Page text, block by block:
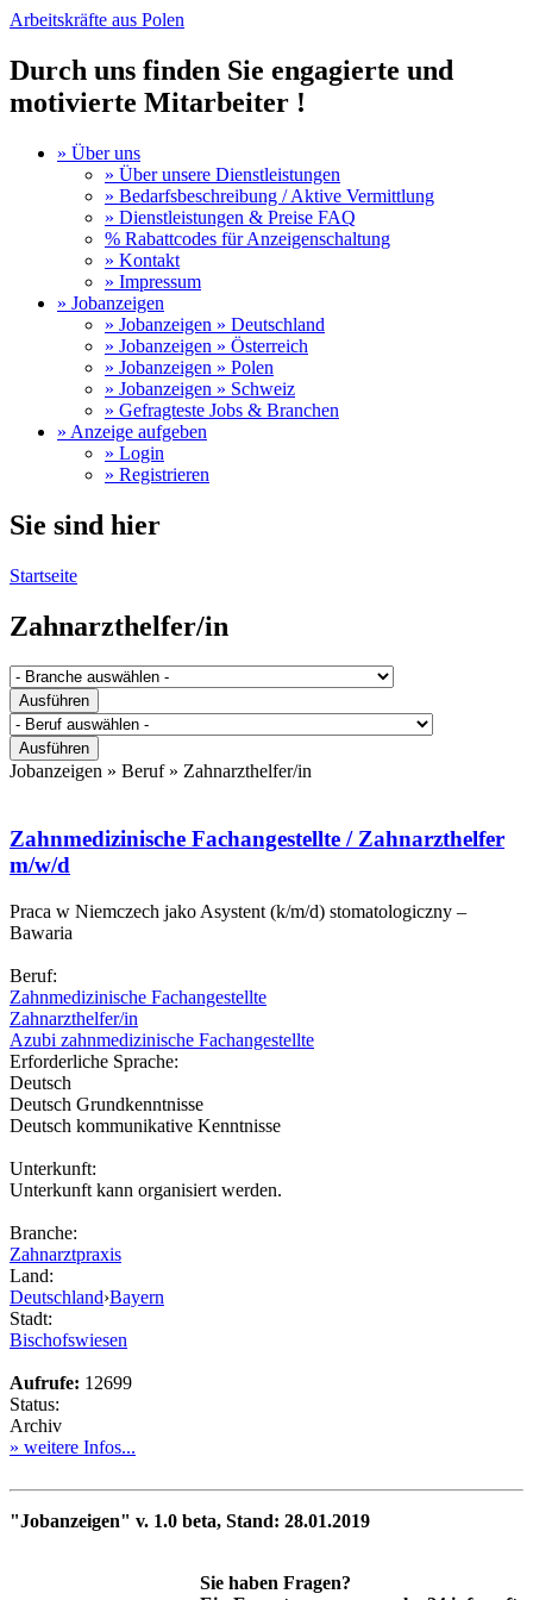
Arbeitskräfte aus Polen
Durch uns finden Sie engagierte und
motivierte Mitarbeiter !
» Über uns
» Über unsere Dienstleistungen
» Bedarfsbeschreibung / Aktive Vermittlung
» Dienstleistungen & Preise FAQ
% Rabattcodes für Anzeigenschaltung
» Kontakt
» Impressum
» Jobanzeigen
» Jobanzeigen » Deutschland
» Jobanzeigen » Österreich
» Jobanzeigen » Polen
» Jobanzeigen » Schweiz
» Gefragteste Jobs & Branchen
» Anzeige aufgeben
» Login
» Registrieren
Sie sind hier
Startseite
Zahnarzthelfer/in
Jobanzeigen » Beruf » Zahnarzthelfer/in
Zahnmedizinische Fachangestellte / Zahnarzthelfer
m/w/d
Praca w Niemczech jako Asystent (k/m/d) stomatologiczny –
Bawaria
Beruf:
Zahnmedizinische Fachangestellte
Zahnarzthelfer/in
Azubi zahnmedizinische Fachangestellte
Erforderliche Sprache:
Deutsch
Deutsch Grundkenntnisse
Deutsch kommunikative Kenntnisse
Unterkunft:
Unterkunft kann organisiert werden.
Branche:
Zahnarztpraxis
Land:
Deutschland›Bayern
Stadt:
Bischofswiesen
Aufrufe: 12699
Status:
Archiv
» weitere Infos...
"Jobanzeigen" v. 1.0 beta, Stand: 28.01.2019
Sie haben Fragen?